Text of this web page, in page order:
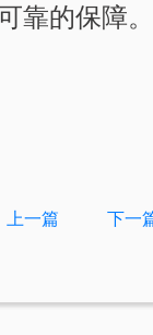
靠的保障。
上一篇 下一